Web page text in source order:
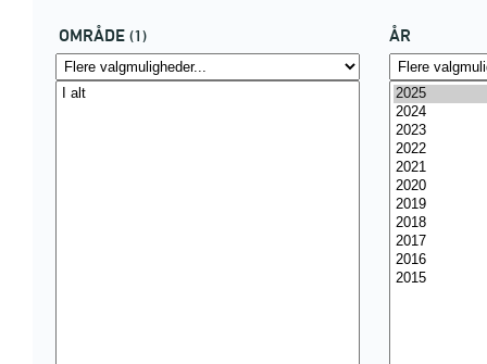
OMRÅDE (1) ÅR